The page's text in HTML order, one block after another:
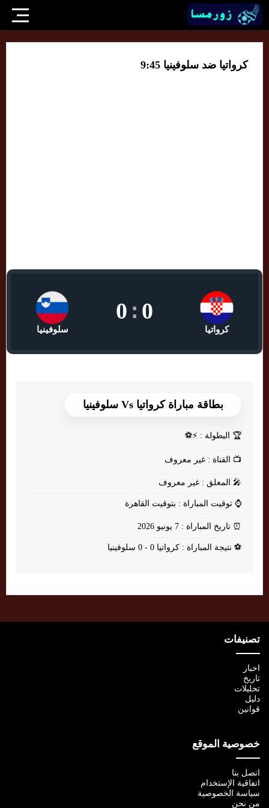
كرواتيا ضد سلوفينيا 9:45
كرواتيا
0
:
0
سلوفينيا
بطاقة مباراة كرواتيا Vs سلوفينيا
🏆 البطولة : ⚡⚽
📺 القناة : غير معروف
🎤 المعلق : غير معروف
⌚ توقيت المباراة : بتوقيت القاهرة
⏰ تاريخ المباراة : 7 يونيو 2026
⚽ نتيجة المباراة : كرواتيا 0 - 0 سلوفينيا
تصنيفات
اخبار
تاريخ
تحليلات
دليل
قوانين
خصوصية الموقع
اتصل بنا
اتفاقية الإستخدام
سياسة الخصوصية
من نحن